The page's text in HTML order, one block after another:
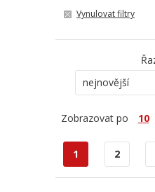
Vynulovat filtry
nejnovější
Zobrazovat po 10
1 2